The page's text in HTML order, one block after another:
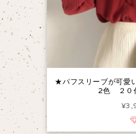
★パフスリーブが可愛
2色 ２０